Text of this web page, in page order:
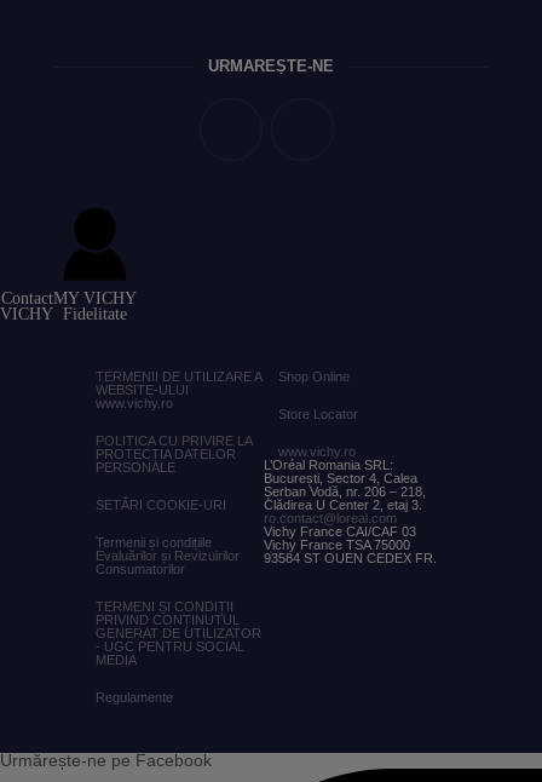
URMĂREȘTE-NE
Contact
VICHY
MY VICHY
Fidelitate
TERMENII DE UTILIZARE A
WEBSITE-ULUI
www.vichy.ro
POLITICA CU PRIVIRE LA
PROTECȚIA DATELOR
PERSONALE
SETĂRI COOKIE-URI
Termenii și condițiile
Evaluărilor și Revizuirilor
Consumatorilor
TERMENI ȘI CONDIȚII
PRIVIND CONȚINUTUL
GENERAT DE UTILIZATOR
- UGC PENTRU SOCIAL
MEDIA
Regulamente
ShopOnline
Store Locator
www.vichy.ro
L’Oréal Romania SRL:
București, Sector 4, Calea
Șerban Vodă, nr. 206 – 218,
Clădirea U Center 2, etaj 3.
ro.contact@loreal.com
Vichy France CAI/CAF 03
Vichy France TSA 75000
93584 ST OUEN CEDEX FR.
Urmărește-ne pe Facebook